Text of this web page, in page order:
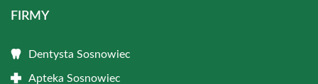
FIRMY
Dentysta Sosnowiec
Apteka Sosnowiec